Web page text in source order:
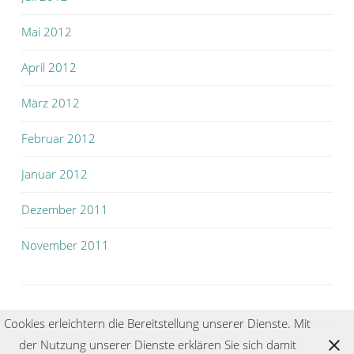
Mai 2012
April 2012
März 2012
Februar 2012
Januar 2012
Dezember 2011
November 2011
IMPRESSUM
Cookies erleichtern die Bereitstellung unserer Dienste. Mit
der Nutzung unserer Dienste erklären Sie sich damit